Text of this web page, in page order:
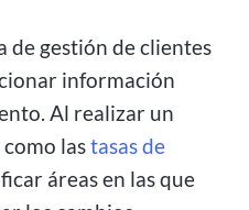
de gestión de clientes
información
Al realizar un
lastasas de
áreas en las que